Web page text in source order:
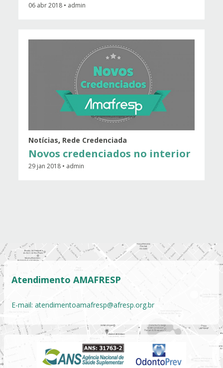
06 abr 2018 • admin
Notícias, Rede Credenciada
Novos credenciados no interior
29 jan 2018 • admin
Atendimento AMAFRESP
E-mail: atendimentoamafresp@afresp.org.br